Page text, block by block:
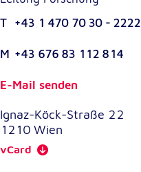
T +43 1 470 70 30 - 2222
M +43 676 83 112 814
E-Mail senden
Ignaz-Köck-Straße 22
1210 Wien
vCard